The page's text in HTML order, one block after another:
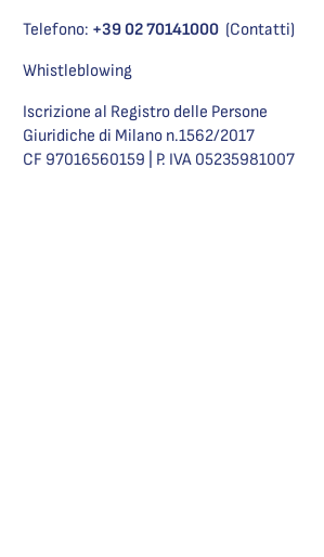
Telefono: +39 02 70141000 (Contatti)
Whistleblowing
Iscrizione al Registro delle Persone
Giuridiche di Milano n.1562/2017
CF 97016560159 | P. IVA 05235981007